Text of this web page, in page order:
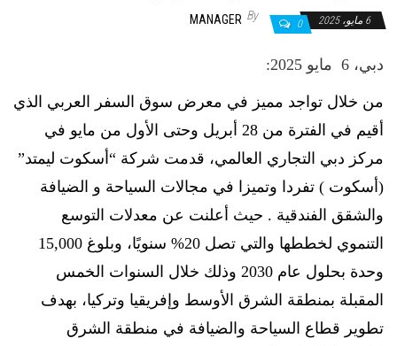
6 مايو، 2025 0
By
MANAGER
دبي، 6 مايو 2025:
من خلال تواجد مميز في معرض سوق السفر العربي الذي
أقيم في الفترة من 28 أبريل وحتى الأول من مايو في
مركز دبي التجاري العالمي، قدمت شركة “أسكوت ليمتد”
(أسكوت ) تفردا وتميزا في مجالات السياحة و الضيافة
والشقق الفندقية . حيث أعلنت عن معدلات التوسع
التنموي لخططها والتي تصل
20% سنويًا، وبلوغ 15,000
وحدة بحلول عام 2030 وذلك خلال السنوات الخمس
المقبلة بمنطقة الشرق الأوسط وإفريقيا وتركيا، بهدف
تطوير قطاع السياحة والضيافة في منطقة الشرق